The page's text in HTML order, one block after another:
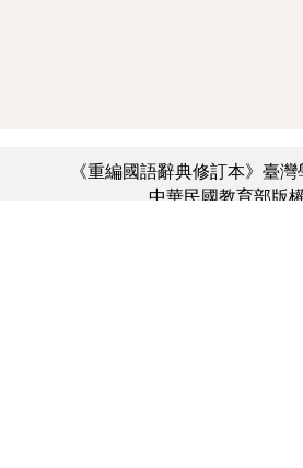
《重編國語辭典修訂本》臺
中華民國教育部版